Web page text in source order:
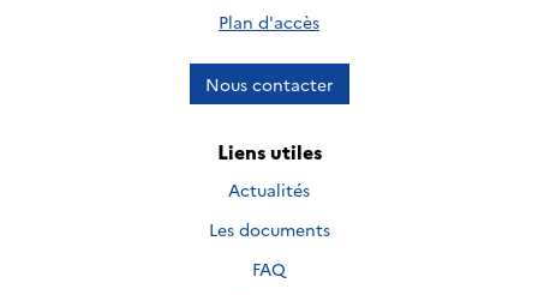
Plan d'accès
Nous contacter
Liens utiles
Actualités
Les documents
FAQ